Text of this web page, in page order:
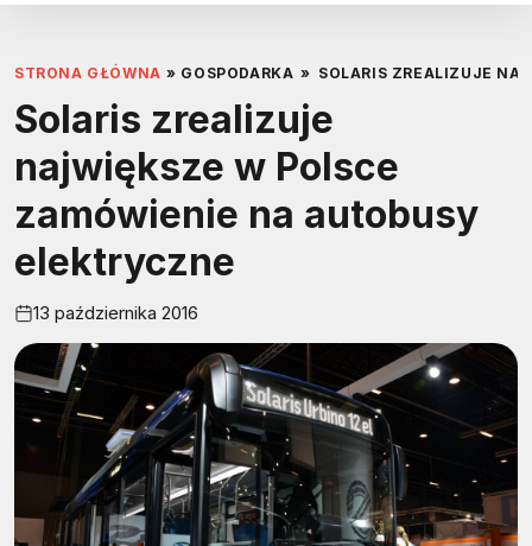
STRONA GŁÓWNA » GOSPODARKA » SOLARIS ZREALIZUJE
Solaris zrealizuje
największe w Polsce
zamówienie na autobusy
elektryczne
13 października 2016